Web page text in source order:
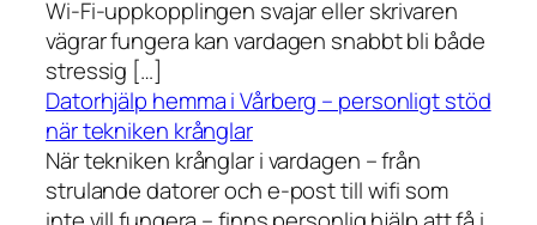
Wi-Fi-uppkopplingen svajar eller skrivaren
vägrar fungera kan vardagen snabbt bli både
stressig […]
Datorhjälp hemma i Vårberg – personligt stöd
när tekniken krånglar
När tekniken krånglar i vardagen – från
strulande datorer och e-post till wifi som